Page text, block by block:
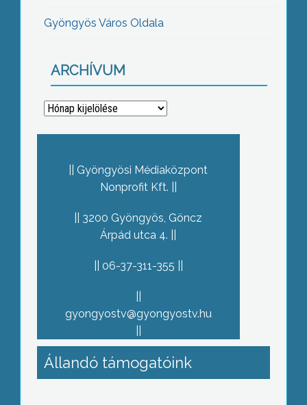
Gyöngyös Város Oldala
ARCHÍVUM
Archívum
Gyöngyösi Médiaközpont
Nonprofit Kft.
3200 Gyöngyös, Göncz
Árpád utca 4.
06-37-311-355
gyongyostv@gyongyostv.hu
Állandó támogatóink